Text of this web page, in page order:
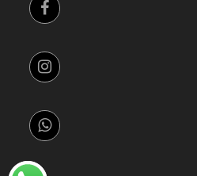
Facebook
Instagram
Whatsapp